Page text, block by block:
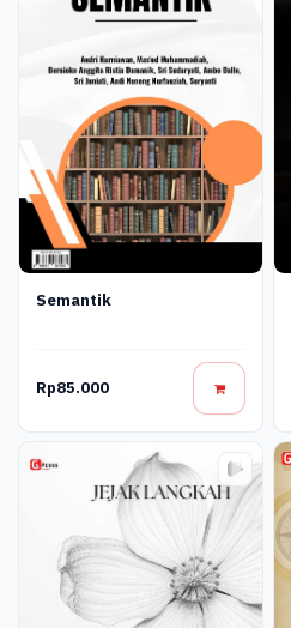
Semantik
Rp85.000